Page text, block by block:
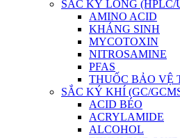
SẮC KÝ LỎNG (HPLC/
AMINO ACID
KHÁNG SINH
MYCOTOXIN
NITROSAMINE
PFAS
THUỐC BẢO VỆ
SẮC KÝ KHÍ (GC/
ACID BÉO
ACRYLAMIDE
ALCOHOL